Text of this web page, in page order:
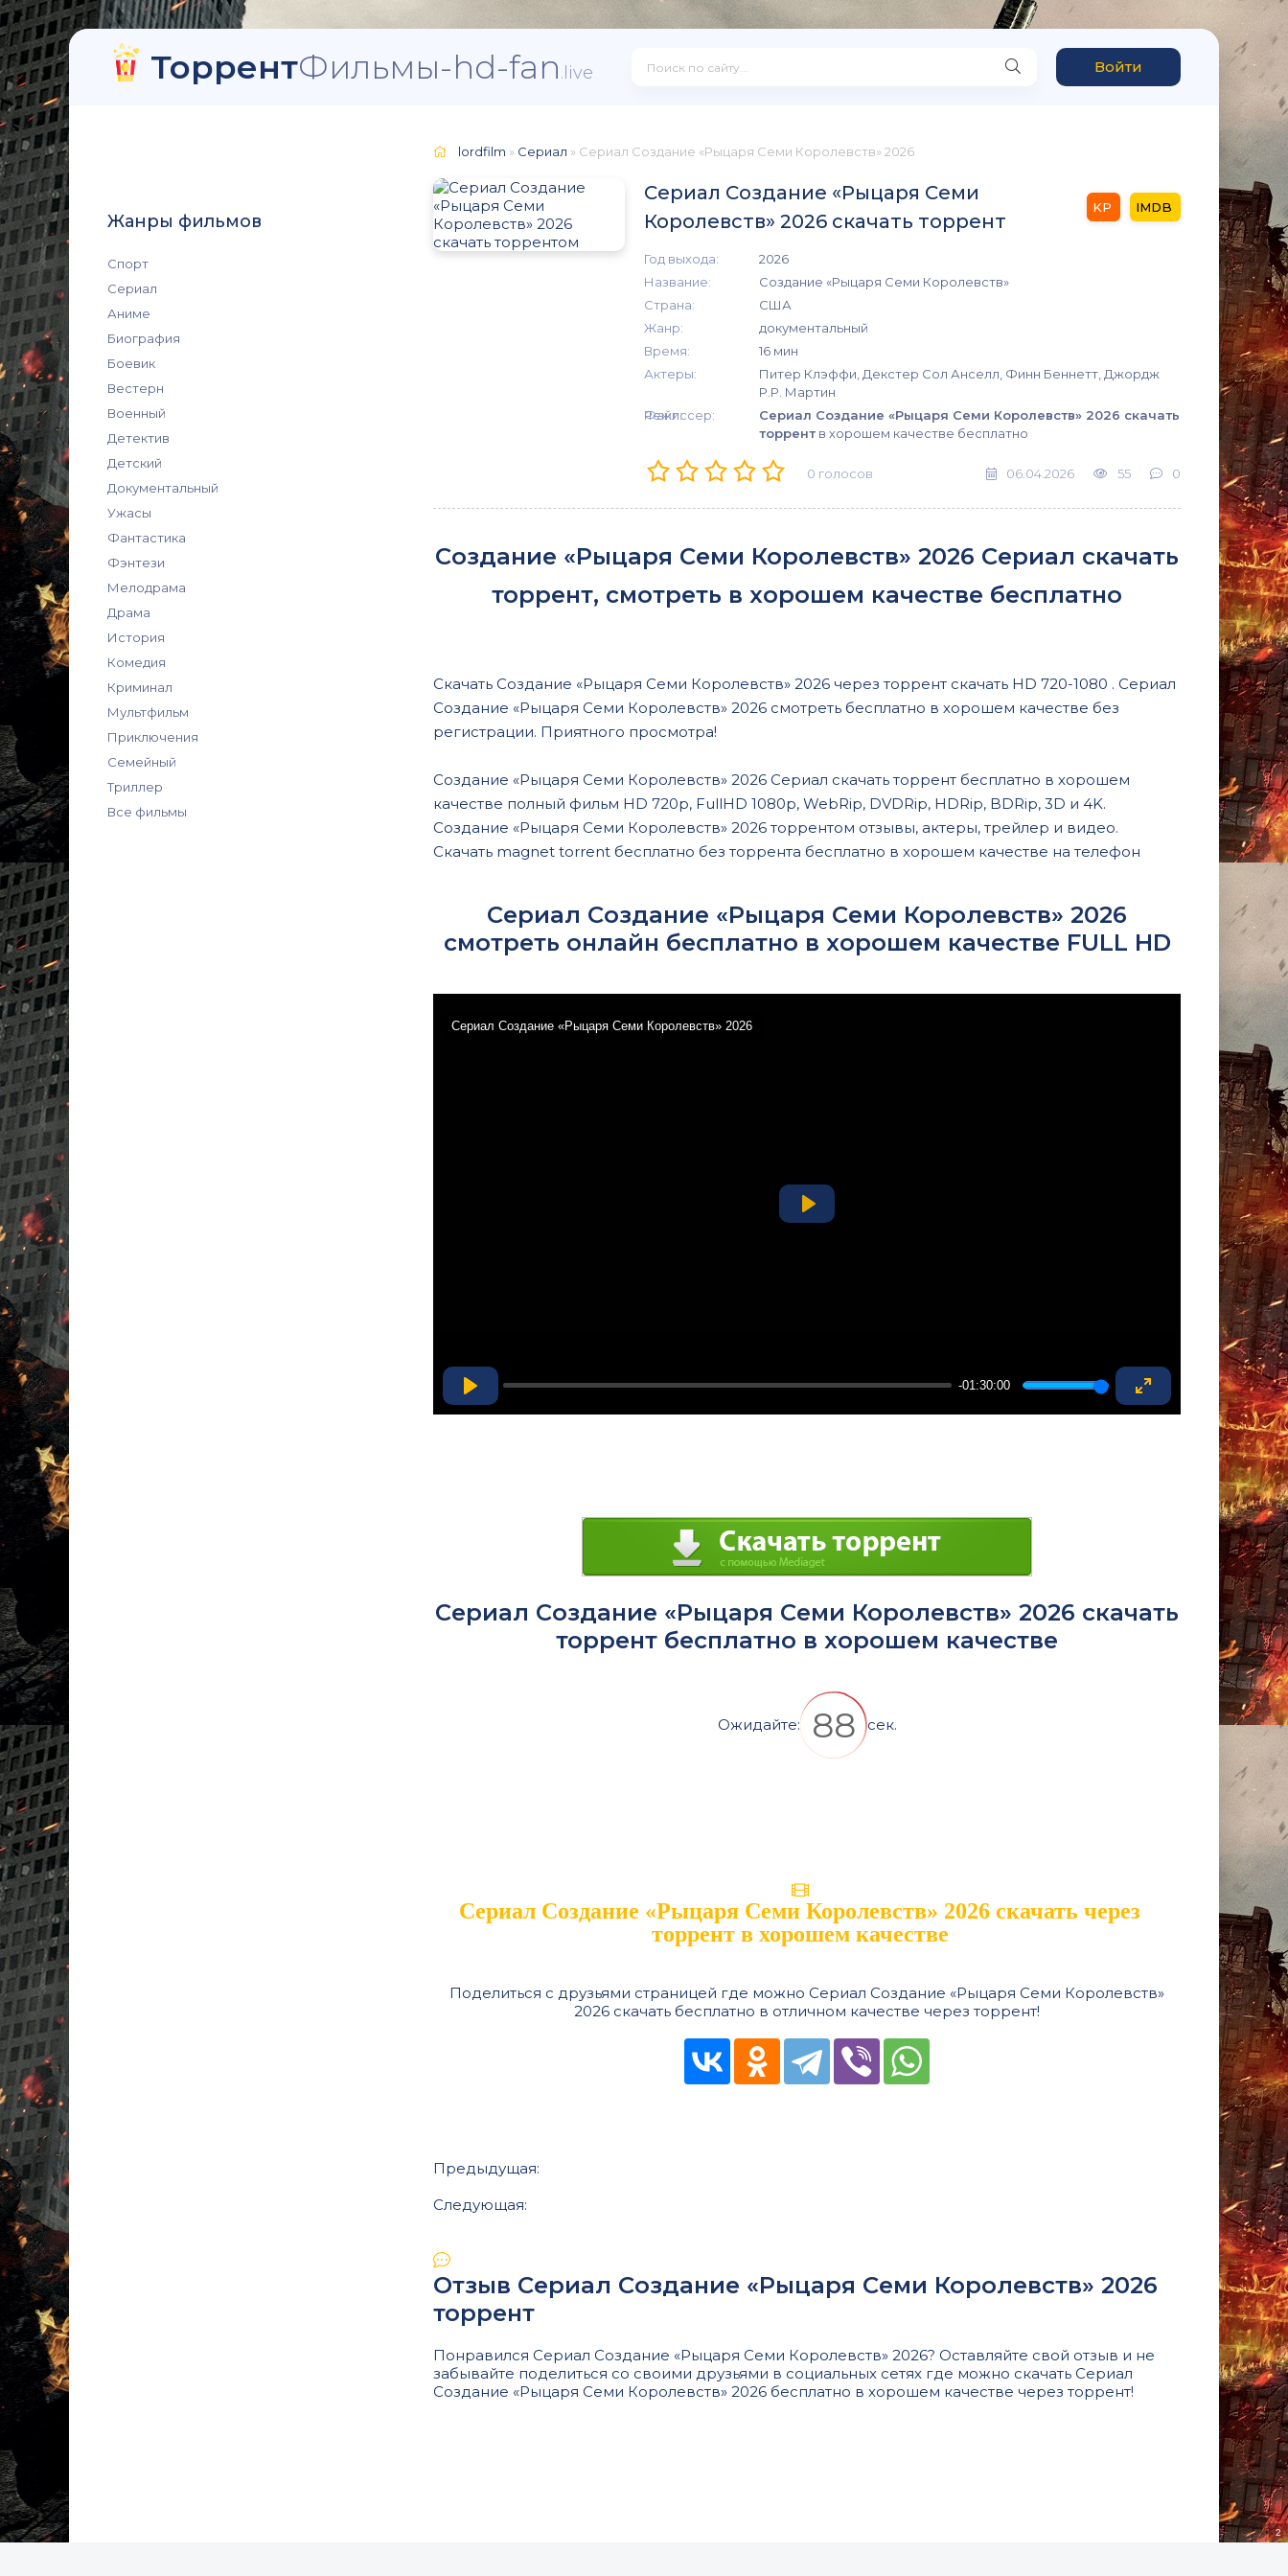
ТоррентФильмы-hd-fan.live Войти
Жанры фильмов
Спорт
Сериал
Аниме
Биография
Боевик
Вестерн
Военный
Детектив
Детский
Документальный
Ужасы
Фантастика
Фэнтези
Мелодрама
Драма
История
Комедия
Криминал
Мультфильм
Приключения
Семейный
Триллер
Все фильмы
lordfilm » Сериал » Сериал Создание «Рыцаря Семи Королевств» 2026
Сериал Создание «Рыцаря Семи
Королевств» 2026 скачать торрент
Год выхода:
2026
Название:
Создание «Рыцаря Семи Королевств»
Страна:
США
Жанр:
документальный
Время:
16 мин
Актеры:
Питер Клэффи, Декстер Сол Анселл, Финн Беннетт, Джордж
Р.Р. Мартин
Режиссер:
Файл:
Сериал Создание «Рыцаря Семи Королевств» 2026 скачать
торрент в хорошем качестве бесплатно
0 голосов 06.04.2026 55 0
Создание «Рыцаря Семи Королевств» 2026 Сериал скачать
торрент, смотреть в хорошем качестве бесплатно
Скачать Создание «Рыцаря Семи Королевств» 2026 через торрент скачать HD 720-1080 . Сериал
Создание «Рыцаря Семи Королевств» 2026 смотреть бесплатно в хорошем качестве без
регистрации. Приятного просмотра!
Создание «Рыцаря Семи Королевств» 2026 Сериал скачать торрент бесплатно в хорошем
качестве полный фильм HD 720p, FullHD 1080p, WebRip, DVDRip, HDRip, BDRip, 3D и 4K.
Создание «Рыцаря Семи Королевств» 2026 торрентом отзывы, актеры, трейлер и видео.
Скачать magnet torrent бесплатно без торрента бесплатно в хорошем качестве на телефон
Сериал Создание «Рыцаря Семи Королевств» 2026
смотреть онлайн бесплатно в хорошем качестве FULL HD
Play
-01:30:00
Enter
fullscreen
Сериал Создание «Рыцаря Семи Королевств» 2026
Сериал Создание «Рыцаря Семи Королевств» 2026 скачать
торрент бесплатно в хорошем качестве
Ожидайте: 87 сек.
Сериал Создание «Рыцаря Семи Королевств» 2026 скачать через
торрент в хорошем качестве
Поделиться с друзьями страницей где можно Сериал Создание «Рыцаря Семи Королевств»
2026 скачать бесплатно в отличном качестве через торрент!
Предыдущая:
Следующая:
Отзыв Сериал Создание «Рыцаря Семи Королевств» 2026
торрент
Понравился Сериал Создание «Рыцаря Семи Королевств» 2026? Оставляйте свой отзыв и не
забывайте поделиться со своими друзьями в социальных сетях где можно скачать Сериал
Создание «Рыцаря Семи Королевств» 2026 бесплатно в хорошем качестве через торрент!
2